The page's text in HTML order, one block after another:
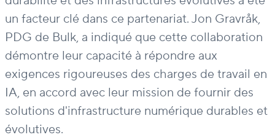
un facteur clé dans ce partenariat. Jon Gravråk,
PDG de Bulk, a indiqué que cette collaboration
démontre leur capacité à répondre aux
exigences rigoureuses des charges de travail en
IA, en accord avec leur mission de fournir des
solutions d'infrastructure numérique durables et
évolutives.